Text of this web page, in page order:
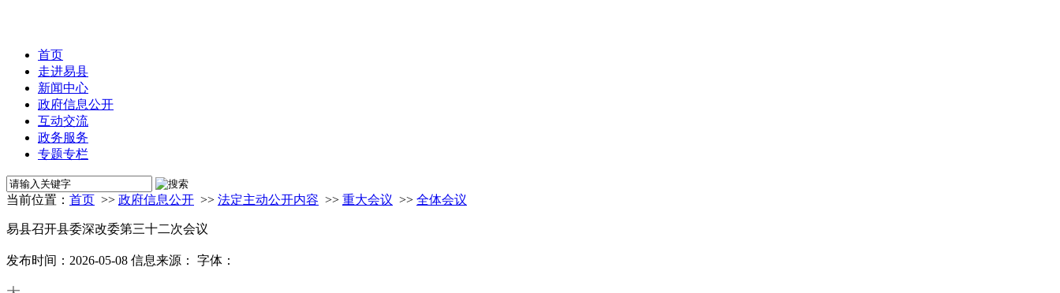
首页
走进易县
新闻中心
政府信息公开
互动交流
政务服务
专题专栏
当前位置： 首页 >> 政府信息公开 >> 法定主动公开内容 >> 重大会议 >> 全体会议
易县召开县委深改委第三十二次会议
发布时间：2026-05-08 信息来源： 字体：